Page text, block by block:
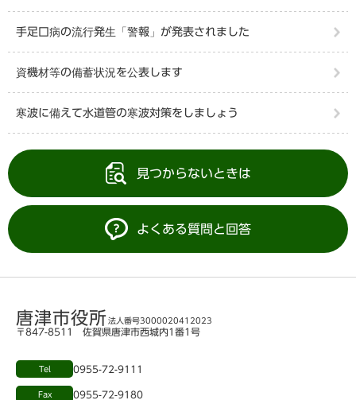
手足口病の流行発生「警報」が発表されました
資機材等の備蓄状況を公表します
寒波に備えて水道管の寒波対策をしましょう
見つからないときは
よくある質問と回答
唐津市役所 法人番号3000020412023
〒847-8511 佐賀県唐津市西城内1番1号
Tel 0955-72-9111
Fax 0955-72-9180